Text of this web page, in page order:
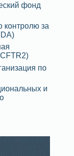
фонд
контролю за
по
и